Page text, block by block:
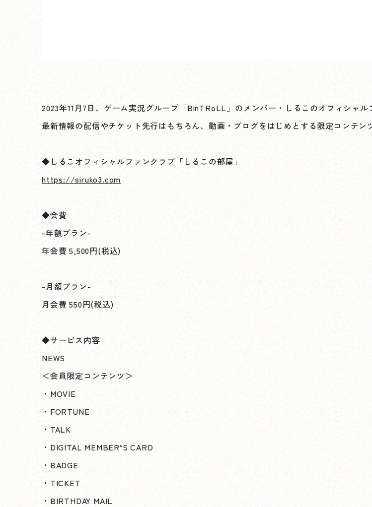
2023年11月7日、ゲーム実況グループ「BinTRoLL」のメンバー・しるこのオフィシャ
最新情報の配信やチケット先行はもちろん、動画・ブログをはじめとする限定コンテン
◆しるこオフィシャルファンクラブ「しるこの部屋」
https://siruko3.com
◆会費
-年額プラン-
年会費 5,500円(税込)
-月額プラン-
月会費 550円(税込)
◆サービス内容
NEWS
＜会員限定コンテンツ＞
・MOVIE
・FORTUNE
・TALK
・DIGITAL MEMBER‘S CARD
・BADGE
・TICKET
・BIRTHDAY MAIL